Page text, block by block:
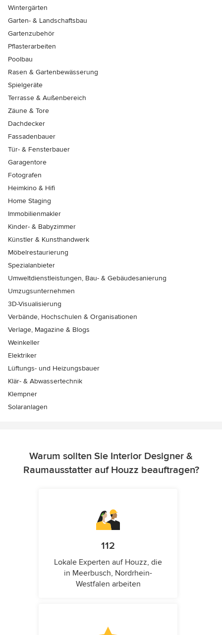
Wintergärten
Garten- & Landschaftsbau
Gartenzubehör
Pflasterarbeiten
Poolbau
Rasen & Gartenbewässerung
Spielgeräte
Terrasse & Außenbereich
Zäune & Tore
Dachdecker
Fassadenbauer
Tür- & Fensterbauer
Garagentore
Fotografen
Heimkino & Hifi
Home Staging
Immobilienmakler
Kinder- & Babyzimmer
Künstler & Kunsthandwerk
Möbelrestaurierung
Spezialanbieter
Umweltdienstleistungen, Bau- & Gebäudesanierung
Umzugsunternehmen
3D-Visualisierung
Verbände, Hochschulen & Organisationen
Verlage, Magazine & Blogs
Weinkeller
Elektriker
Lüftungs- und Heizungsbauer
Klär- & Abwassertechnik
Klempner
Solaranlagen
Warum sollten Sie Interior Designer &
Raumausstatter auf Houzz beauftragen?
112
Lokale Experten auf Houzz, die
in Meerbusch, Nordrhein-
Westfalen arbeiten